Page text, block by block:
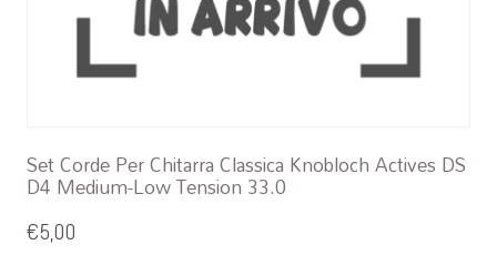
Set Corde Per Chitarra Classica Knobloch Actives DS
D4 Medium-Low Tension 33.0
€5,00